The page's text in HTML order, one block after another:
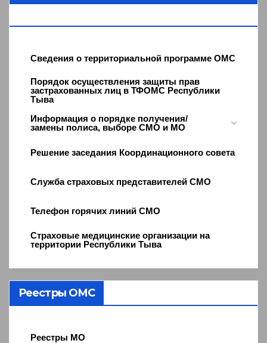
Сведения о территориальной программе ОМС
Порядок осуществления защиты прав
застрахованных лиц в ТФОМС Республики
Тыва
Информация о порядке получения/
замены полиса, выборе СМО и МО
Решение заседания Координационного совета
Служба страховых представителей СМО
Телефон горячих линий СМО
Страховые медицинские организации на
территории Республики Тыва
Реестры ОМС
Реестры МО